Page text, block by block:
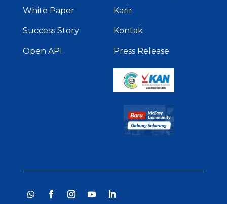
White Paper
Success Story
Open API
Karir
Kontak
Press Release